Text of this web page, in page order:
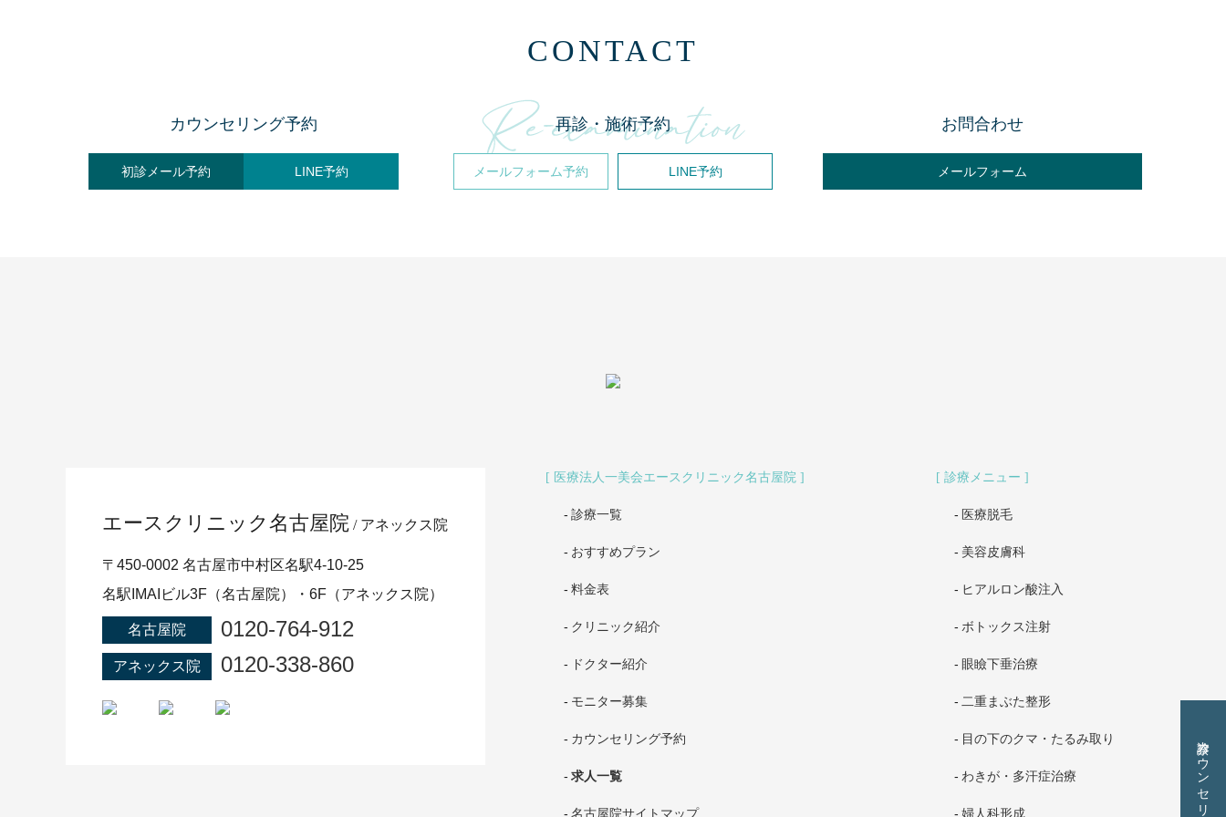
CONTACT
カウンセリング予約
初診メール予約 LINE予約
再診・施術予約
メールフォーム予約 LINE予約
お問合わせ
メールフォーム
エースクリニック 名古屋院 アネックス院
〒450-0002 名古屋市中村区名駅4-10-25
名駅IMAIビル3F（名古屋院）・6F（アネックス院）
名古屋院 0120-764-912
アネックス院 0120-338-860
医療法人一美会エースクリニック名古屋院
診療一覧
おすすめプラン
料金表
クリニック紹介
ドクター紹介
モニター募集
カウンセリング予約
求人一覧
名古屋院サイトマップ
診療メニュー
医療脱毛
美容皮膚科
ヒアルロン酸注入
ボトックス注射
眼瞼下垂治療
二重まぶた整形
目の下のクマ・たるみ取り
わきが・多汗症治療
婦人科形成 診察カウンセリング予約